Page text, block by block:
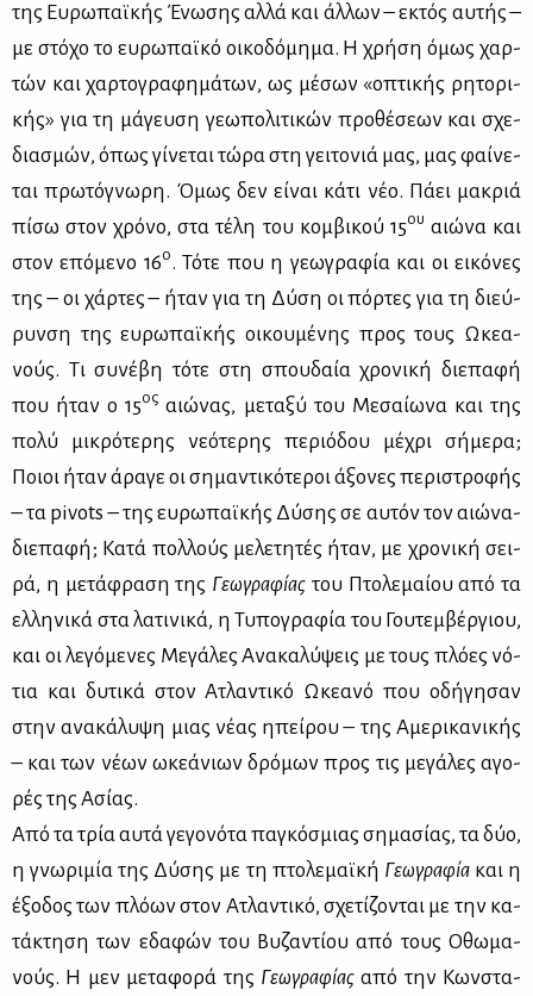
της Ευ­ρω­παϊ­κής Ένω­σης αλ­λά και άλ­λων – εκτός αυ­τής –
με στό­χο το ευ­ρω­παϊ­κό οι­κο­δό­μη­μα. Η χρή­ση όμως χαρ­
τών και χαρ­το­γρα­φη­μά­των, ως μέ­σων «οπτι­κής ρη­το­ρι­
κής» για τη μά­γευ­ση γε­ω­πο­λι­τι­κών προ­θέ­σε­ων και σχε­
δια­σμών, όπως γί­νε­ται τώ­ρα στη γει­το­νιά μας, μας φαί­νε­
ται πρω­τό­γνω­ρη. Όμως δεν εί­ναι κά­τι νέο. Πά­ει μα­κριά
πί­σω στον χρό­νο, στα τέ­λη του κομ­βι­κού 15ου αιώ­να και
στον επό­με­νο 16ο. Τό­τε που η γε­ω­γρα­φία και οι ει­κό­νες
της – οι χάρ­τες – ήταν για τη Δύ­ση οι πόρ­τες για τη διεύ­
ρυν­ση της ευ­ρω­παϊ­κής οι­κου­μέ­νης προς τους Ωκε­α­
νούς. Τι συ­νέ­βη τό­τε στη σπου­δαία χρο­νι­κή διε­πα­φή
που ήταν ο 15ος αιώ­νας, με­τα­ξύ του Με­σαί­ω­να και της
πο­λύ μι­κρό­τε­ρης νε­ό­τε­ρης πε­ριό­δου μέ­χρι σή­με­ρα;
Ποιοι ήταν άρα­γε οι ση­μα­ντι­κό­τε­ροι άξο­νες πε­ρι­στρο­φής
– τα pivots – της ευ­ρω­παϊ­κής Δύ­σης σε αυ­τόν τον αιώ­να-
διε­πα­φή; Κα­τά πολ­λούς με­λε­τη­τές ήταν, με χρο­νι­κή σει­
ρά, η με­τά­φρα­ση της Γε­ω­γρα­φί­ας του Πτο­λε­μαί­ου από τα
ελ­λη­νι­κά στα λα­τι­νι­κά, η Τυ­πο­γρα­φία του Γου­τεμ­βέρ­γιου,
και οι λε­γό­με­νες Με­γά­λες Ανα­κα­λύ­ψεις με τους πλό­ες νό­
τια και δυ­τι­κά στον Ατλα­ντι­κό Ωκε­α­νό που οδή­γη­σαν
στην ανα­κά­λυ­ψη μιας νέ­ας ηπεί­ρου – της Αμε­ρι­κα­νι­κής
– και των νέ­ων ωκε­ά­νιων δρό­μων προς τις με­γά­λες αγο­
ρές της Ασί­ας.
Από τα τρία αυ­τά γε­γο­νό­τα πα­γκό­σμιας ση­μα­σί­ας, τα δύο,
η γνω­ρι­μία της Δύ­σης με τη πτο­λε­μαϊ­κή Γε­ω­γρα­φίακαι η
έξο­δος των πλό­ων στον Ατλα­ντι­κό, σχε­τί­ζο­νται με την κα­
τά­κτη­ση των εδα­φών του Βυ­ζα­ντί­ου από τους Οθω­μα­
νούς. Η μεν με­τα­φο­ρά της Γε­ω­γρα­φί­αςαπό την Κων­στα­